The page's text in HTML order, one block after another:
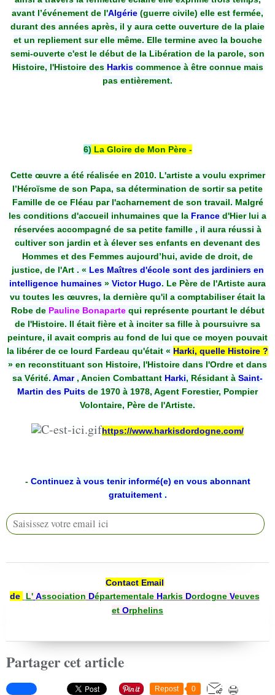
avant l’événement de l'Algérie (guerre civile) elle est fermée,
durant des années après, il y aura cette ouverture de la plaie
et un repliement sur elle même. Elle termine avec la bouche
semi-ouverte c'est le début de la Libération de la parole, son
Histoire, l'Histoire des Harkiscommence à être connue mais
pas entièrement.
6) La Gloire de Mon Père -
Cette œuvre a été réalisée en 2010. L'artiste a voulu exprimer
l’Héroïsme de son Papa, sa détermination de sortir sa petite
Famille de ce Fléau par l'acharnement de son travail. Malgré
les conditions d'accueil inhumaines que la France d'Hier lui a
réservées accompagné de sa petite famille , il aura réussi à
cultiver son jardin et à élever ses enfants en devenant des
Hommes et des Femmes aujourd’hui, avide de droit, de
justice, de l'Art . « Les Maîtres d'école sont des jardiniers en
intelligence humaines » Victor Hugo. Le Père de l'Artiste aura
vu toutes les œuvres, la dernière qu'il a comptabiliser était la
Robe de Pauline Bonaparte qui représente pourtant le début
de l'Histoire. Il était fière et à inciter sa fille à poursuivre sa
peinture, il avait compris au fond de lui que ce moyen pouvait
la libérer de ce lourd Fardeau qu'était « Harki, quelle Histoire ?
» en reconstituant son Histoire, l'Histoire dans l'Ordre et dans
sa Vérité. Amar , Ancien Combattant Harki, Résidant à Saint-
Martin des Puits de 1970 à 1978, Agent Forestier, Pompier
Volontaire, Père de l'Artiste.
https://www.harkisdordogne.com/
- Continuez à vous tenir informé(e) en vous abonnant
gratuitement .
Contact Email
de
L' Association DépartementaleHarkis DordogneVeuves
et Orphelins
Partager cet article
Repost 0